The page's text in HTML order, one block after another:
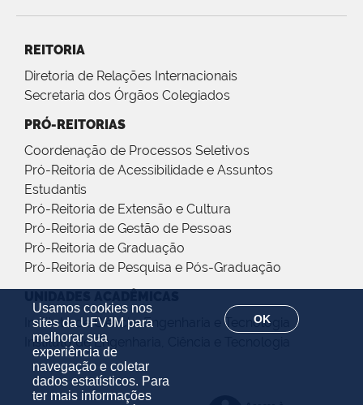
Usamos cookies nos
sites da UFVJM para
melhorar sua
experiência de
navegação e coletar
dados estatísticos. Para
ter mais informações
OK
REITORIA
Diretoria de Relações Internacionais
Secretaria dos Órgãos Colegiados
PRÓ-REITORIAS
Coordenação de Processos Seletivos
Pró-Reitoria de Acessibilidade e Assuntos
Estudantis
Pró-Reitoria de Extensão e Cultura
Pró-Reitoria de Gestão de Pessoas
Pró-Reitoria de Graduação
Pró-Reitoria de Pesquisa e Pós-Graduação
Instituto de Ciência, Engenharia e Tecnologia
Instituto de Engenharia, Ciência e Tecnologia